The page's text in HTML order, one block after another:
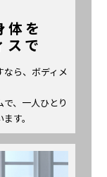
体を
スで
ら、ボディメ
、一人ひとり
す。